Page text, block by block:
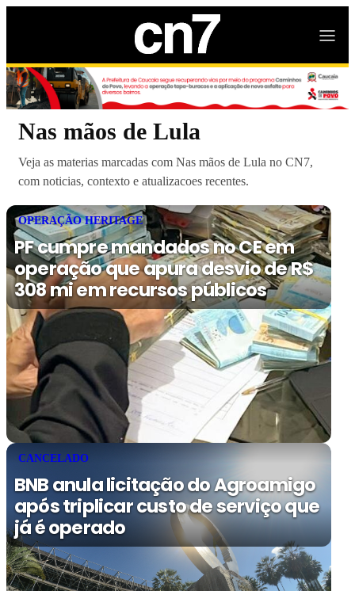
Nas mãos de Lula
Veja as materias marcadas com Nas mãos de Lula no CN7,
com noticias, contexto e atualizacoes recentes.
OPERAÇÃO HERITAGE
PF cumpre mandados no CE em
operação que apura desvio de R$
308 mi em recursos públicos
CANCELADO
BNB anula licitação do Agroamigo
após triplicar custo de serviço que
já é operado